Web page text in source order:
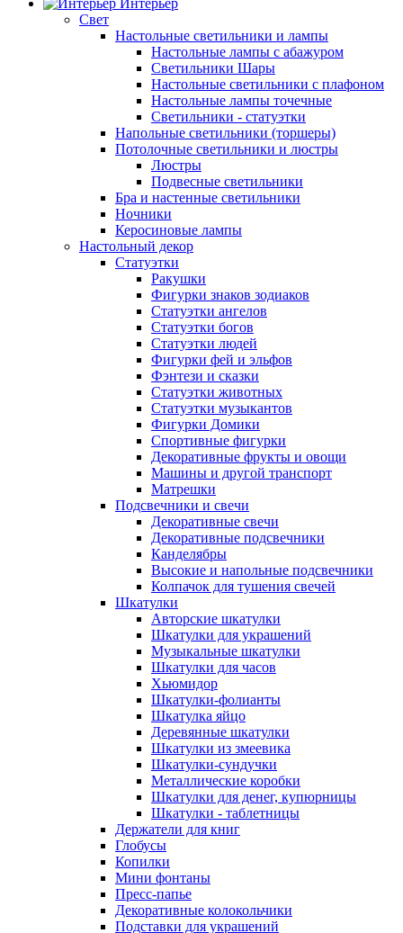
Интерьер
Свет
Настольные светильники и лампы
Настольные лампы с абажуром
Светильники Шары
Настольные светильники с плафоном
Настольные лампы точечные
Светильники - статуэтки
Напольные светильники (торшеры)
Потолочные светильники и люстры
Люстры
Подвесные светильники
Бра и настенные светильники
Ночники
Керосиновые лампы
Настольный декор
Статуэтки
Ракушки
Фигурки знаков зодиаков
Статуэтки ангелов
Статуэтки богов
Статуэтки людей
Фигурки фей и эльфов
Фэнтези и сказки
Статуэтки животных
Статуэтки музыкантов
Фигурки Домики
Спортивные фигурки
Декоративные фрукты и овощи
Машины и другой транспорт
Матрешки
Подсвечники и свечи
Декоративные свечи
Декоративные подсвечники
Канделябры
Высокие и напольные подсвечники
Колпачок для тушения свечей
Шкатулки
Авторские шкатулки
Шкатулки для украшений
Музыкальные шкатулки
Шкатулки для часов
Хьюмидор
Шкатулки-фолианты
Шкатулка яйцо
Деревянные шкатулки
Шкатулки из змеевика
Шкатулки-сундучки
Металлические коробки
Шкатулки для денег, купюрницы
Шкатулки - таблетницы
Держатели для книг
Глобусы
Копилки
Мини фонтаны
Пресс-папье
Декоративные колокольчики
Подставки для украшений